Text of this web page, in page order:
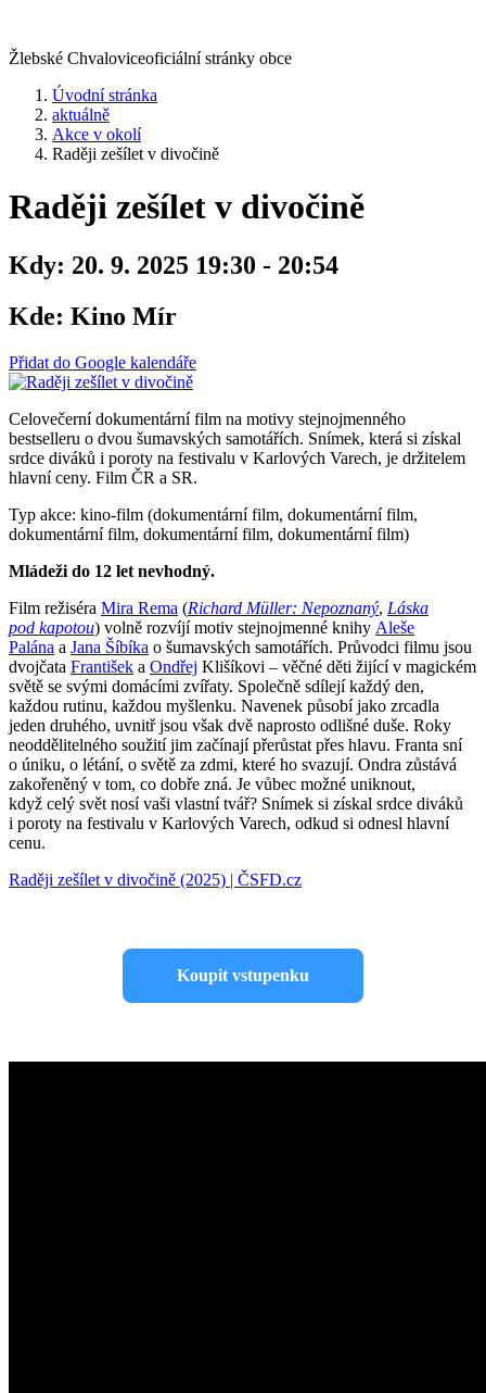
Žlebské Chvaloviceoficiální stránky obce
Úvodní stránka
aktuálně
Akce v okolí
Raději zešílet v divočině
Raději zešílet v divočině
Kdy: 20. 9. 2025 19:30 - 20:54
Kde: Kino Mír
Přidat do Google kalendáře
Celovečerní dokumentární film na motivy stejnojmenného
bestselleru o dvou šumavských samotářích. Snímek, která si získal
srdce diváků i poroty na festivalu v Karlových Varech, je držitelem
hlavní ceny. Film ČR a SR.
Typ akce: kino-film (dokumentární film, dokumentární film,
dokumentární film, dokumentární film, dokumentární film)
Mládeži do 12 let nevhodný.
Film režiséra Mira Rema (Richard Müller: Nepoznaný, Láska
pod kapotou) volně rozvíjí motiv stejnojmenné knihy Aleše
Palána a Jana Šíbíka o šumavských samotářích. Průvodci filmu jsou
dvojčata František a Ondřej Klišíkovi – věčné děti žijící v magickém
světě se svými domácími zvířaty. Společně sdílejí každý den,
každou rutinu, každou myšlenku. Navenek působí jako zrcadla
jeden druhého, uvnitř jsou však dvě naprosto odlišné duše. Roky
neoddělitelného soužití jim začínají přerůstat přes hlavu. Franta sní
o úniku, o létání, o světě za zdmi, které ho svazují. Ondra zůstává
zakořeněný v tom, co dobře zná. Je vůbec možné uniknout,
když celý svět nosí vaši vlastní tvář? Snímek si získal srdce diváků
i poroty na festivalu v Karlových Varech, odkud si odnesl hlavní
cenu.
Raději zešílet v divočině (2025) | ČSFD.cz
Koupit vstupenku